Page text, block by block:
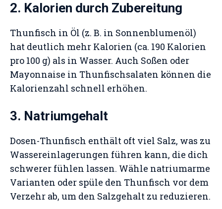
2. Kalorien durch Zubereitung
Thunfisch in Öl (z. B. in Sonnenblumenöl)
hat deutlich mehr Kalorien (ca. 190 Kalorien
pro 100 g) als in Wasser. Auch Soßen oder
Mayonnaise in Thunfischsalaten können die
Kalorienzahl schnell erhöhen.
3. Natriumgehalt
Dosen-Thunfisch enthält oft viel Salz, was zu
Wassereinlagerungen führen kann, die dich
schwerer fühlen lassen. Wähle natriumarme
Varianten oder spüle den Thunfisch vor dem
Verzehr ab, um den Salzgehalt zu reduzieren.